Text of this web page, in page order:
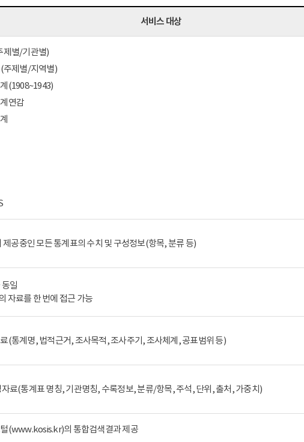
서비스 대상
제별/기관별)
주제별/지역별)
(1908~1943)
연감
공중인 모든 통계표의 수치 및 구성정보(항목, 분류 등)
일
자료를 한 번에 접근 가능
(통계명, 법적근거, 조사목적, 조사주기, 조사체계, 공표범위 등)
료(통계표 명칭, 기관명칭, 수록정보, 분류/항목, 주석, 단위, 출처, 가중치)
(www.kosis.kr)의 통합검색결과 제공